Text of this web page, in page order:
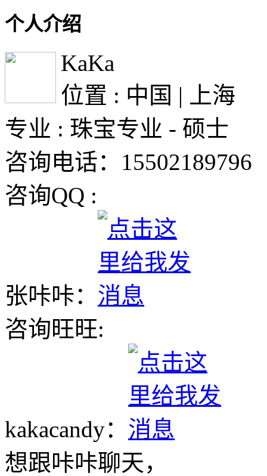
个人介绍
KaKa
位置 : 中国 | 上海
专业 : 珠宝专业 - 硕士
咨询电话：15502189796
咨询QQ :
张咔咔：
咨询旺旺:
kakacandy：
想跟咔咔聊天，